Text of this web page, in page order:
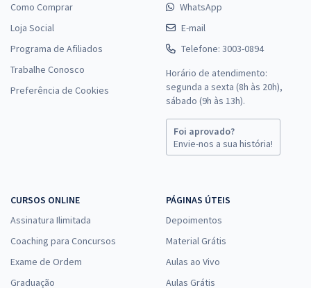
Como Comprar
Loja Social
Programa de Afiliados
Trabalhe Conosco
Preferência de Cookies
WhatsApp
E-mail
Telefone: 3003-0894
Horário de atendimento:
segunda a sexta (8h às 20h),
sábado (9h às 13h).
Foi aprovado?
Envie-nos a sua história!
CURSOS ONLINE
Assinatura Ilimitada
Coaching para Concursos
Exame de Ordem
Graduação
PÁGINAS ÚTEIS
Depoimentos
Material Grátis
Aulas ao Vivo
Aulas Grátis